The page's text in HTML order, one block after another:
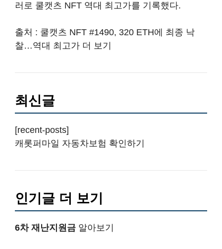
러로 쿨캣츠 NFT 역대 최고가를 기록했다.
출처 : 쿨캣츠 NFT #1490, 320 ETH에 최종 낙
찰…역대 최고가 더 보기
최신글
[recent-posts]
캐롯퍼마일 자동차보험 확인하기
인기글 더 보기
6차 재난지원금 알아보기